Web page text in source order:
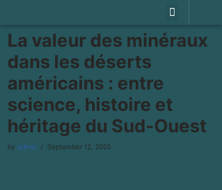
La valeur des minéraux
dans les déserts
américains : entre
science, histoire et
héritage du Sud-Ouest
by admin September 12, 2025